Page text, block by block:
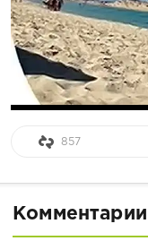
857
Комментарии